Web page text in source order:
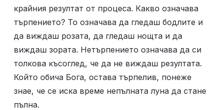
крайния резултат от процеса. Какво означава
търпението? То означава да гледаш бодлите и
да виждаш розата, да гледаш нощта и да
виждаш зората. Нетърпението означава да си
толкова късоглед, че да не виждаш резултата.
Който обича Бога, остава търпелив, понеже
знае, че се иска време непълната луна да стане
пълна.